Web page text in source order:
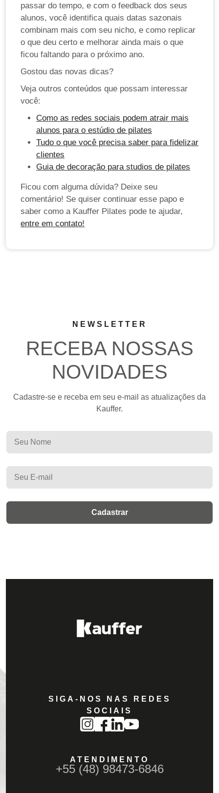
passar do tempo, e com o feedback dos seus
alunos, você identifica quais datas sazonais
combinam mais com seu nicho, e como replicar
o que deu certo e melhorar ainda mais o que
ficou faltando para o próximo ano.
Gostou das novas dicas?
Veja outros conteúdos que possam interessar
você:
Como as redes sociais podem atrair mais
alunos para o estúdio de pilates
Tudo o que você precisa saber para fidelizar
clientes
Guia de decoração para studios de pilates
Ficou com alguma dúvida? Deixe seu
comentário! Se quiser continuar esse papo e
saber como a Kauffer Pilates pode te ajudar,
entre em contato!
NEWSLETTER
RECEBA NOSSAS
NOVIDADES
Cadastre-se e receba em seu e-mail as atualizações da
Kauffer.
SIGA-NOS NAS REDES
SOCIAIS
ATENDIMENTO
+55 (48) 98473-6846